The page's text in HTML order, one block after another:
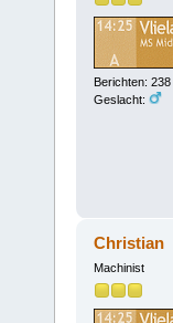
Berichten: 238
Geslacht:
Christian
Machinist